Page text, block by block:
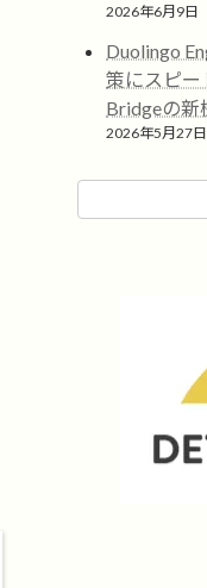
2026年6月9日
Duolingo
策にスピー
Bridgeの新
2026年5月27日